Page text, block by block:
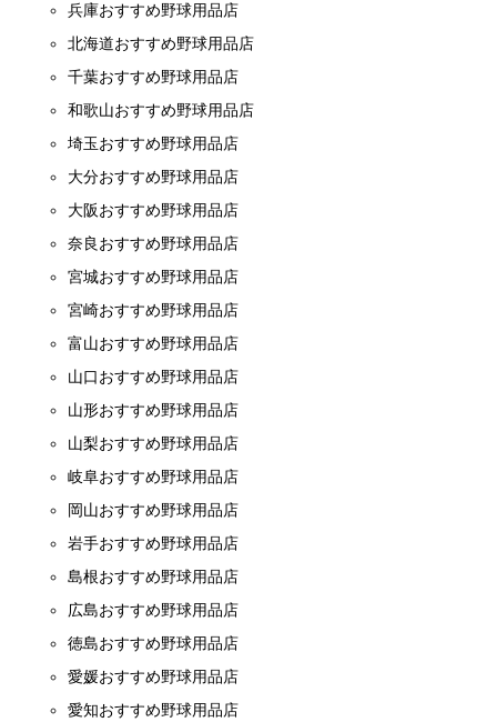
兵庫おすすめ野球用品店
北海道おすすめ野球用品店
千葉おすすめ野球用品店
和歌山おすすめ野球用品店
埼玉おすすめ野球用品店
大分おすすめ野球用品店
大阪おすすめ野球用品店
奈良おすすめ野球用品店
宮城おすすめ野球用品店
宮崎おすすめ野球用品店
富山おすすめ野球用品店
山口おすすめ野球用品店
山形おすすめ野球用品店
山梨おすすめ野球用品店
岐阜おすすめ野球用品店
岡山おすすめ野球用品店
岩手おすすめ野球用品店
島根おすすめ野球用品店
広島おすすめ野球用品店
徳島おすすめ野球用品店
愛媛おすすめ野球用品店
愛知おすすめ野球用品店